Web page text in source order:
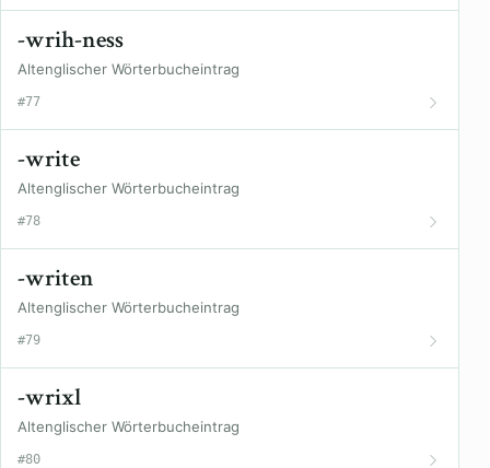
-wrih-ness
Altenglischer Wörterbucheintrag
#77
-write
Altenglischer Wörterbucheintrag
#78
-writen
Altenglischer Wörterbucheintrag
#79
-wrixl
Altenglischer Wörterbucheintrag
#80